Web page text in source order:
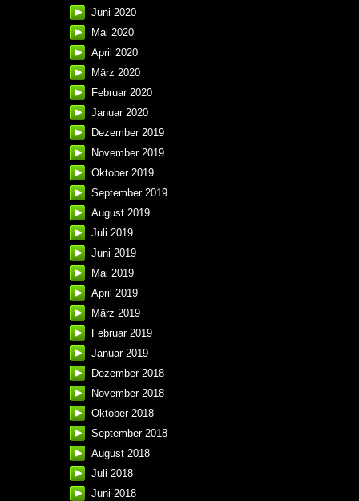
Juni 2020
Mai 2020
April 2020
März 2020
Februar 2020
Januar 2020
Dezember 2019
November 2019
Oktober 2019
September 2019
August 2019
Juli 2019
Juni 2019
Mai 2019
April 2019
März 2019
Februar 2019
Januar 2019
Dezember 2018
November 2018
Oktober 2018
September 2018
August 2018
Juli 2018
Juni 2018